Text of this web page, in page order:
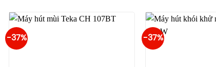
-37% -37%